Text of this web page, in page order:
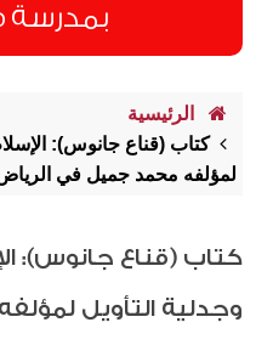
بمدرسة
الرئيسية
كتاب (قناع جانوس):
لمؤلفه محمد جميل في
كتاب (قناع جانوس):
وجدلية التأويل